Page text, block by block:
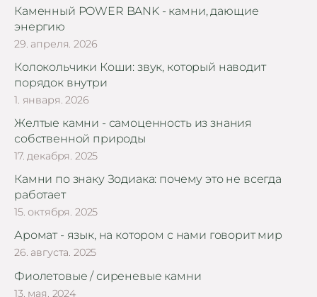
Каменный POWER BANK - камни, дающие
энергию
29. апреля. 2026
Колокольчики Коши: звук, который наводит
порядок внутри
1. января. 2026
Желтые камни - самоценность из знания
собственной природы
17. декабря. 2025
Камни по знаку Зодиака: почему это не всегда
работает
15. октября. 2025
Аромат - язык, на котором с нами говорит мир
26. августа. 2025
Фиолетовые / сиреневые камни
13. мая. 2024